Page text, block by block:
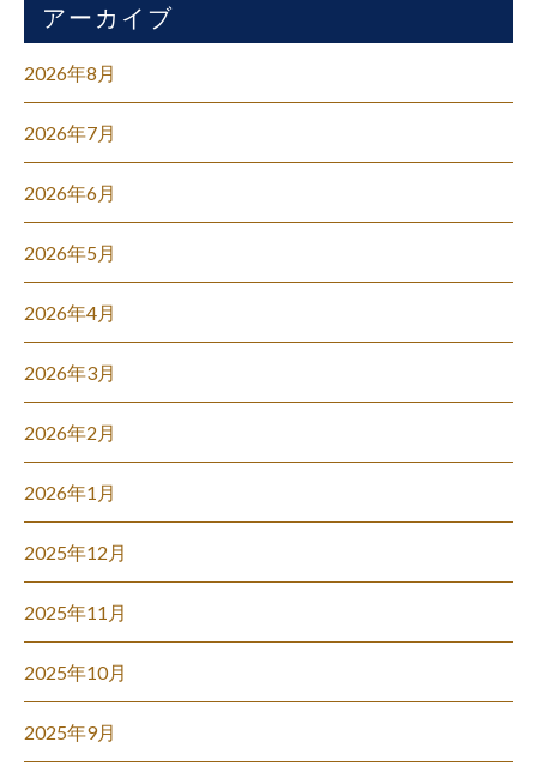
アーカイブ
2026年8月
2026年7月
2026年6月
2026年5月
2026年4月
2026年3月
2026年2月
2026年1月
2025年12月
2025年11月
2025年10月
2025年9月